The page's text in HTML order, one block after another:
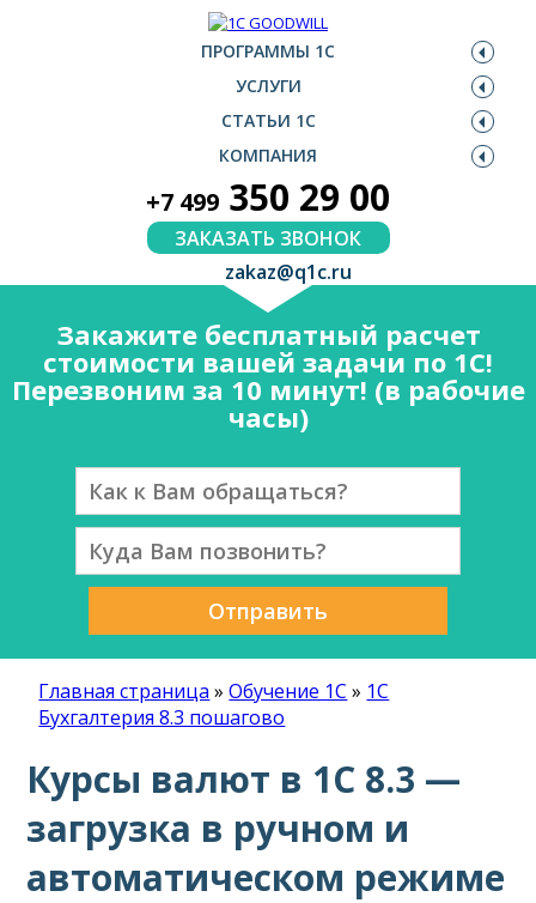
ПРОГРАММЫ 1С
УСЛУГИ
СТАТЬИ 1С
КОМПАНИЯ
+7 499 350 29 00
ЗАКАЗАТЬ ЗВОНОК
zakaz@q1c.ru
Закажите бесплатный расчет
стоимости вашей задачи по 1С!
Перезвоним за 10 минут! (в рабочие
часы)
Отправить
Главная страница »Обучение 1С » 1С
Бухгалтерия 8.3 пошагово
Курсы валют в 1С 8.3 —
загрузка в ручном и
автоматическом режиме